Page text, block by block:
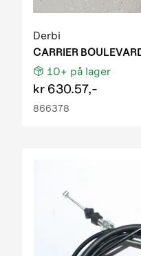
Derbi
CARRIER
10+ på lager
kr 630.57,-
866378